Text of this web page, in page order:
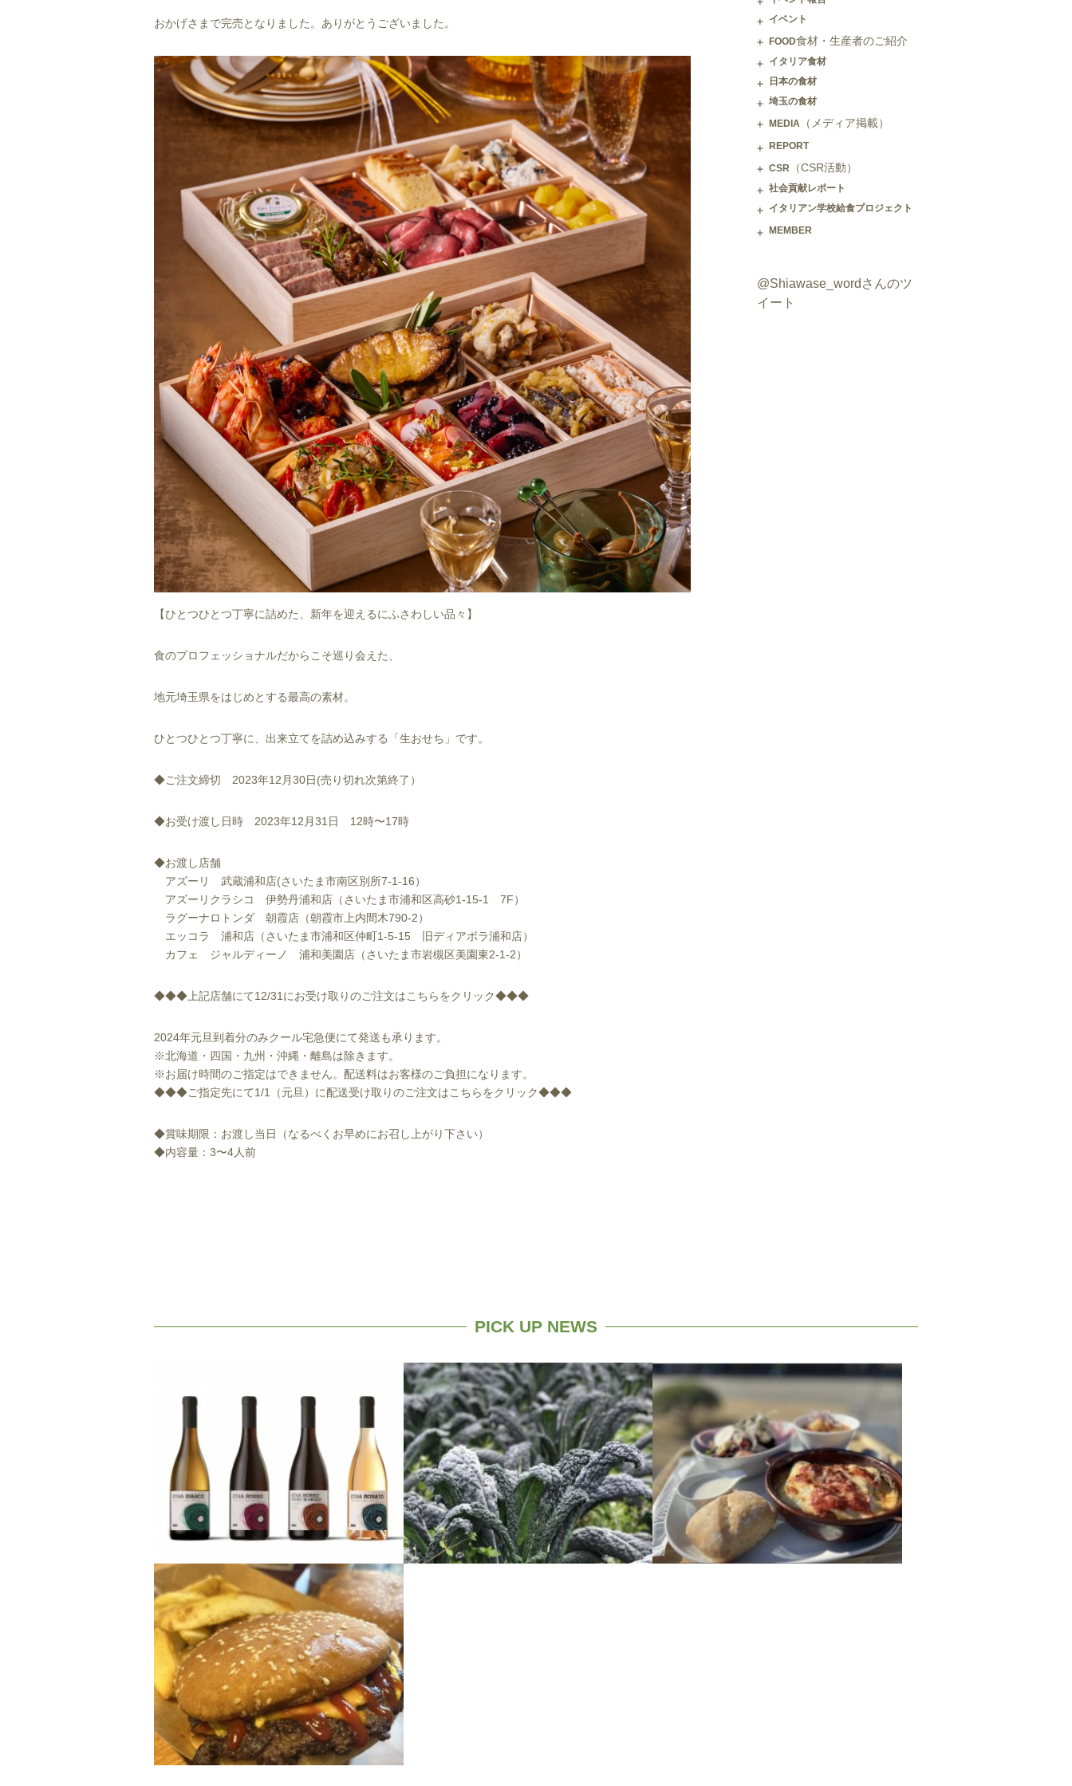
おかげさまで完売となりました。ありがとうございました。
【ひとつひとつ丁寧に詰めた、新年を迎えるにふさわしい品々】
食のプロフェッショナルだからこそ巡り会えた、
地元埼玉県をはじめとする最高の素材。
ひとつひとつ丁寧に、出来立てを詰め込みする「生おせち」です。
◆ご注文締切 2023年12月30日(売り切れ次第終了）
◆お受け渡し日時 2023年12月31日 12時〜17時
◆お渡し店舗
アズーリ 武蔵浦和店(さいたま市南区別所7-1-16）
アズーリクラシコ 伊勢丹浦和店（さいたま市浦和区高砂1-15-1 7F）
ラグーナロトンダ 朝霞店（朝霞市上内間木790-2）
エッコラ 浦和店（さいたま市浦和区仲町1-5-15 旧ディアボラ浦和店）
カフェ ジャルディーノ 浦和美園店（さいたま市岩槻区美園東2-1-2）
◆◆◆上記店舗にて12/31にお受け取りのご注文はこちらをクリック◆◆◆
2024年元旦到着分のみクール宅急便にて発送も承ります。
※北海道・四国・九州・沖縄・離島は除きます。
※お届け時間のご指定はできません。配送料はお客様のご負担になります。
◆◆◆ご指定先にて1/1（元旦）に配送受け取りのご注文はこちらをクリック◆◆◆
◆賞味期限：お渡し当日（なるべくお早めにお召し上がり下さい）
◆内容量：3〜4人前
イベント
FOOD食材・生産者のご紹介
イタリア食材
日本の食材
埼玉の食材
MEDIA （メディア掲載）
REPORT
CSR
（CSR活動）
社会貢献レポート
イタリアン学校給食プロジェクト
MEMBER
@Shiawase_wordさんのツ
イート
PICK UP NEWS